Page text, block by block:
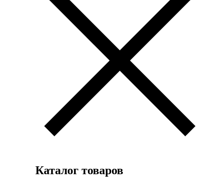
Каталог товаров